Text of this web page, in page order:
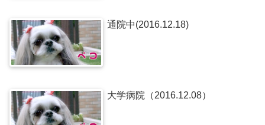
通院中(2016.12.18)
大学病院（2016.12.08）